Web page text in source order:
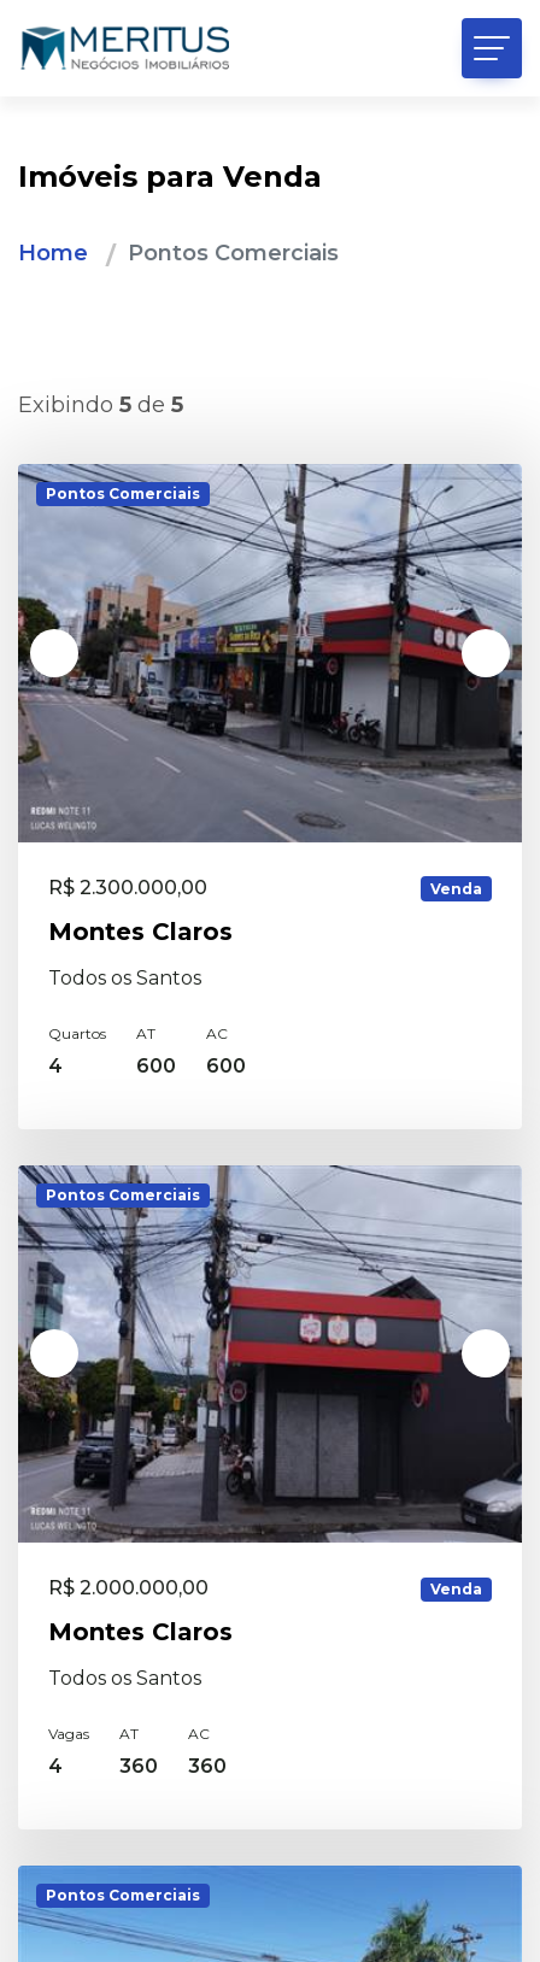
Imóveis para Venda
Home Pontos Comerciais
Exibindo 5 de 5
Pontos Comerciais
R$ 2.300.000,00 Venda
Montes Claros
Todos os Santos
Quartos
4
AT
600
AC
600
Pontos Comerciais
R$ 2.000.000,00 Venda
Montes Claros
Todos os Santos
Vagas
4
AT
360
AC
360
Pontos Comerciais